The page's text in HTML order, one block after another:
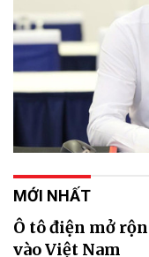
MỚI NHẤT
Ô tô điện mở
vào Việt Nam